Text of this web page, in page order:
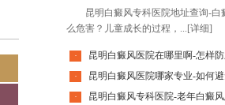
昆明白癜风专科医院地址查询-白
么危害？儿童成长的过程，... [详细]
·
·
·